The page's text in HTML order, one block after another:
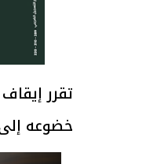
تقرر
خضوعه